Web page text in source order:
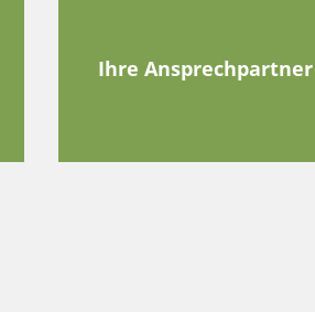
Ihre Ansprechpartner